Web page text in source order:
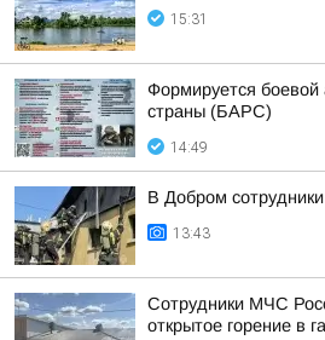
15:31
Формируется боевой
страны (БАРС)
14:49
В Добром
13:43
Сотрудники МЧС
открытое горение в